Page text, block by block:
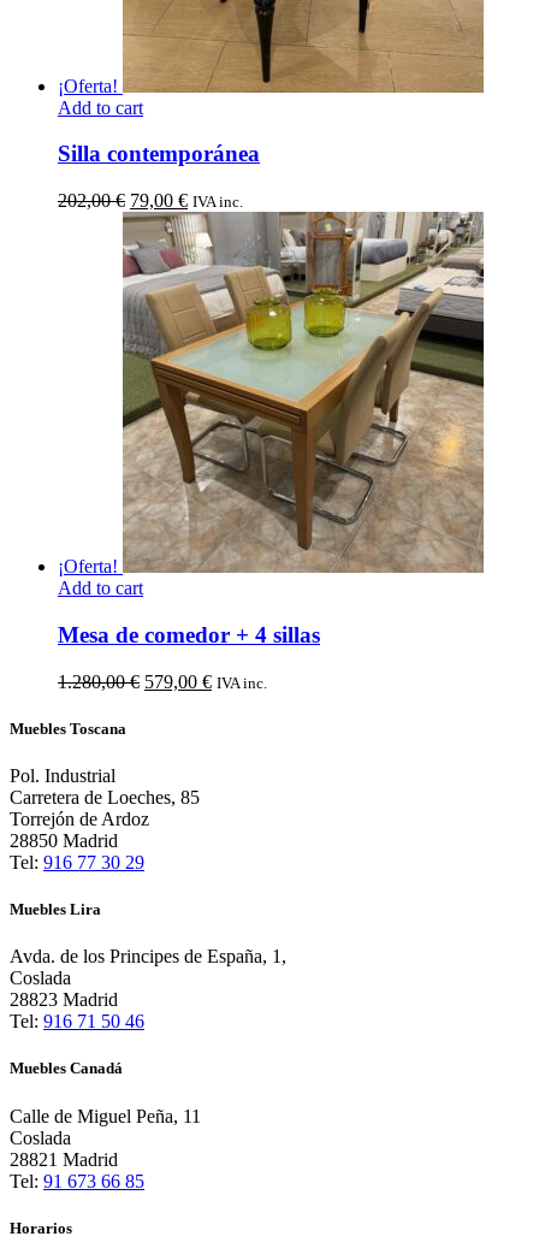
¡Oferta!
Add to cart
Silla contemporánea
202,00€ El
precio
original
era:
202,00 €.
79,00 €El
precio
actual
es:
79,00 €.
IVA inc.
¡Oferta!
Add to cart
Mesa de comedor + 4 sillas
1.280,00€ El
579,00 €ElIVA inc.
Muebles Toscana
Pol. Industrial
Carretera de Loeches, 85
Torrejón de Ardoz
28850 Madrid
Tel: 916 77 30 29
Muebles Lira
Avda. de los Principes de España, 1,
Coslada
28823 Madrid
Tel: 916 71 50 46
Muebles Canadá
Calle de Miguel Peña, 11
Coslada
28821 Madrid
Tel: 91 673 66 85
Horarios